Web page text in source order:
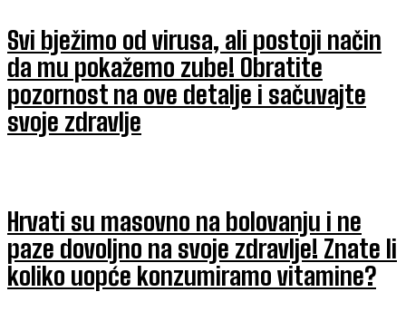
Svi bježimo od virusa, ali postoji način
da mu pokažemo zube! Obratite
pozornost na ove detalje i sačuvajte
svoje zdravlje
Hrvati su masovno na bolovanju i ne
paze dovoljno na svoje zdravlje! Znate li
koliko uopće konzumiramo vitamine?